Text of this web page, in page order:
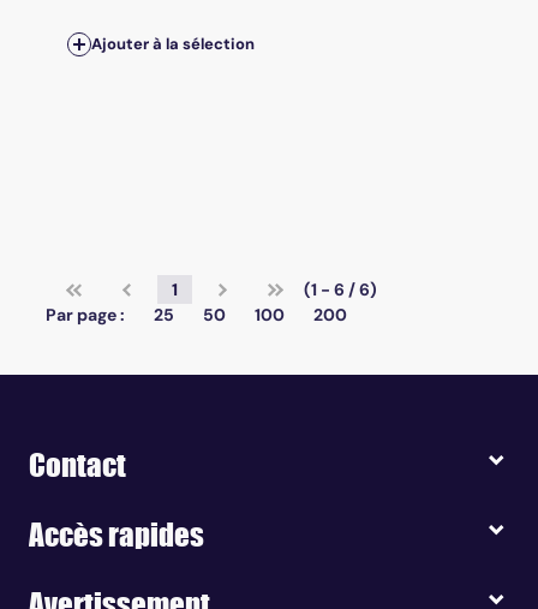
Ajouter à la sélection
1
(1 - 6 / 6)
Par page :
25 50 100 200
Contact
Accès rapides